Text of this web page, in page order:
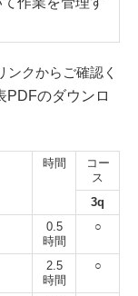
ンクからご確認く
PDFのダウンロ
時間
コー
ス
3q
0.5
時間
○
2.5
時間
○